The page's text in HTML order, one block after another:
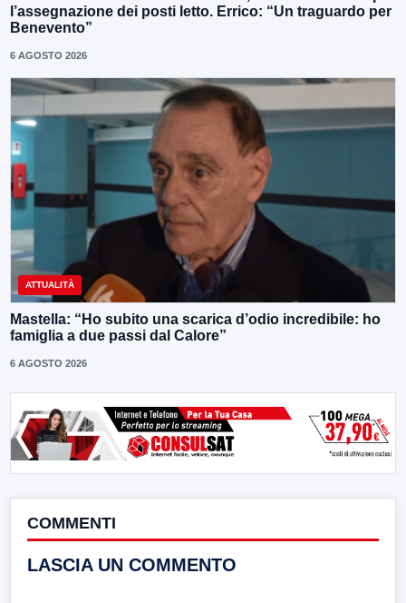
l’assegnazione dei posti letto. Errico: “Un traguardo per
Benevento”
6 AGOSTO 2026
ATTUALITÀ
Mastella: “Ho subito una scarica d’odio incredibile: ho
famiglia a due passi dal Calore”
6 AGOSTO 2026
COMMENTI
LASCIA UN COMMENTO